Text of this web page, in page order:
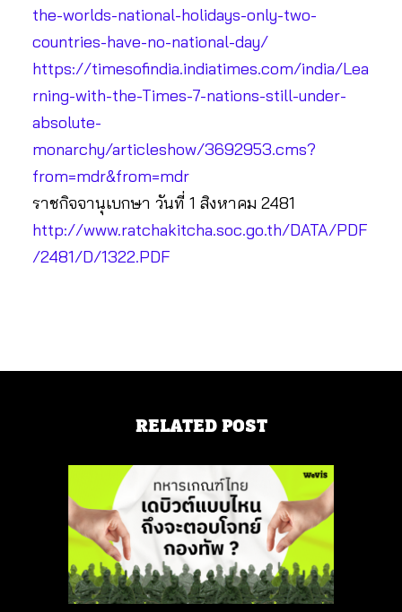
the-worlds-national-holidays-only-two-
countries-have-no-national-day/
https://timesofindia.indiatimes.com/india/Lea
rning-with-the-Times-7-nations-still-under-
absolute-
monarchy/articleshow/3692953.cms?
from=mdr&from=mdr
ราชกิจจานุเบกษา วันที่ 1 สิงหาคม 2481
http://www.ratchakitcha.soc.go.th/DATA/PDF
/2481/D/1322.PDF
RELATED POST